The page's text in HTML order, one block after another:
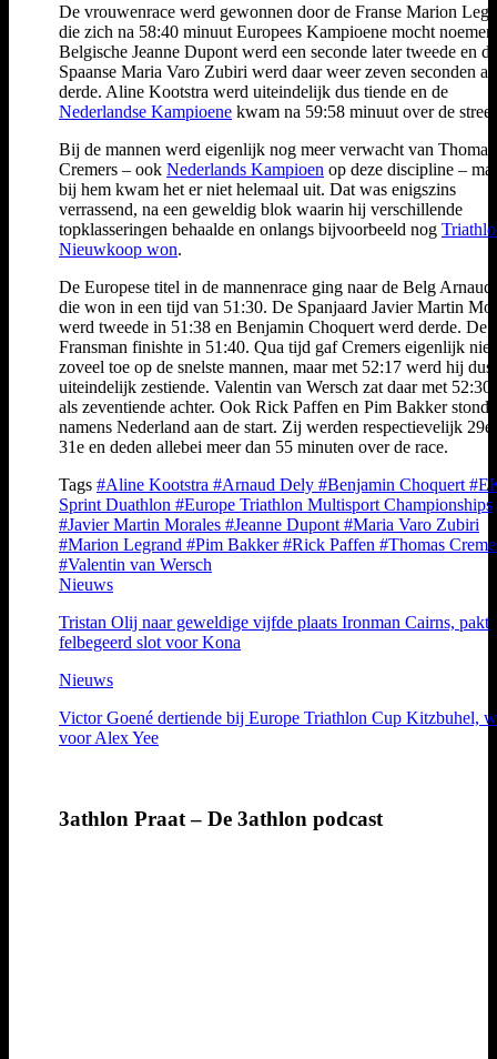
De vrouwenrace werd gewonnen door de Franse Marion
die zich na 58:40 minuut Europees Kampioene mocht
Belgische Jeanne Dupont werd een seconde later tweede en de
Spaanse Maria Varo Zubiri werd daar weer zeven seconden
derde. Aline Kootstra werd uiteindelijk dus tiende en de
Nederlandse Kampioene kwam na 59:58 minuut over de
Bij de mannen werd eigenlijk nog meer verwacht van Thomas
Cremers – ook Nederlands Kampioen op deze discipline –
bij hem kwam het er niet helemaal uit. Dat was enigszins
verrassend, na een geweldig blok waarin hij verschillende
topklasseringen behaalde en onlangs bijvoorbeeld nog
Nieuwkoop won.
De Europese titel in de mannenrace ging naar de Belg
die won in een tijd van 51:30. De Spanjaard Javier Martin
werd tweede in 51:38 en Benjamin Choquert werd derde. De
Fransman finishte in 51:40. Qua tijd gaf Cremers eigenlijk niet
zoveel toe op de snelste mannen, maar met 52:17 werd hij dus
uiteindelijk zestiende. Valentin van Wersch zat daar met 52:30
als zeventiende achter. Ook Rick Paffen en Pim Bakker
namens Nederland aan de start. Zij werden respectievelijk 29e
31e en deden allebei meer dan 55 minuten over de race.
Tags #Aline Kootstra #Arnaud Dely #Benjamin Choquert
Sprint Duathlon #Europe Triathlon Multisport Championships
#Javier Martin Morales #Jeanne Dupont #Maria Varo Zubiri
#Marion Legrand #Pim Bakker#Rick Paffen #Thomas
#Valentin van Wersch
Nieuws
Tristan Olij naar geweldige vijfde plaats Ironman Cairns, pakt
felbegeerd slot voor Kona
Nieuws
Victor Goené dertiende bij Europe Triathlon Cup Kitzbuhel,
voor Alex Yee
3athlon Praat – De 3athlon podcast